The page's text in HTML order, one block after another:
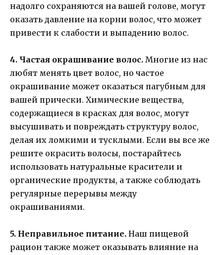
надолго сохраняются на вашей голове, могут
оказать давление на корни волос, что может
привести к слабости и выпадению волос.
4. Частая окрашивание волос. Многие из нас
любят менять цвет волос, но частое
окрашивание может оказаться пагубным для
вашей прически. Химические вещества,
содержащиеся в красках для волос, могут
высушивать и повреждать структуру волос,
делая их ломкими и тусклыми. Если вы все же
решите окрасить волосы, постарайтесь
использовать натуральные красители и
органические продукты, а также соблюдать
регулярные перерывы между
окрашиваниями.
5. Неправильное питание. Наш пищевой
рацион также может оказывать влияние на